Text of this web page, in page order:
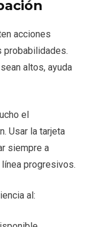
acciones
probabilidades.
altos, ayuda
el
Usar la tarjeta
siempre a
progresivos.
al: